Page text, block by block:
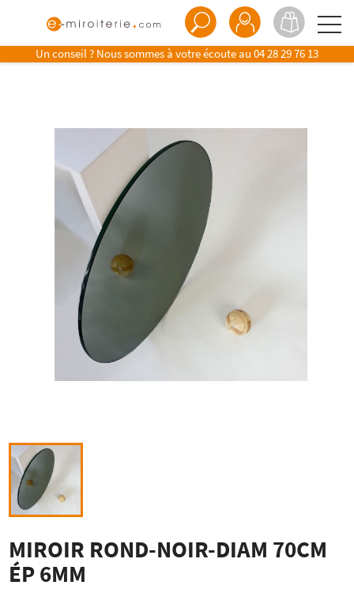
Un conseil ? Nous sommes à votre écoute au 04 28 29 76 13
MIROIR ROND-NOIR-DIAM 70CM
ÉP 6MM